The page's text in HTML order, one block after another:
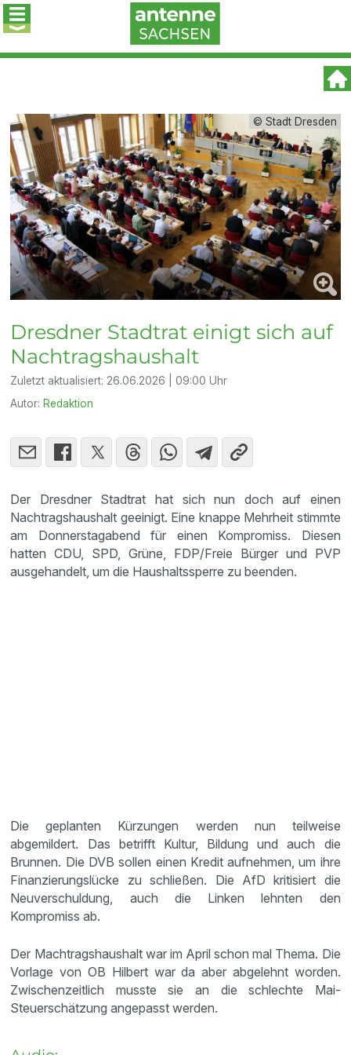
© Stadt Dresden
Dresdner Stadtrat einigt sich auf
Nachtragshaushalt
Zuletzt aktualisiert: 26.06.2026 | 09:00 Uhr
Autor: Redaktion
Der Dresdner Stadtrat hat sich nun doch auf einen
Nachtragshaushalt geeinigt. Eine knappe Mehrheit stimmte
am Donnerstagabend für einen Kompromiss. Diesen
hatten CDU, SPD, Grüne, FDP/Freie Bürger und PVP
ausgehandelt, um die Haushaltssperre zu beenden.
Die geplanten Kürzungen werden nun teilweise
abgemildert. Das betrifft Kultur, Bildung und auch die
Brunnen. Die DVB sollen einen Kredit aufnehmen, um ihre
Finanzierungslücke zu schließen. Die AfD kritisiert die
Neuverschuldung, auch die Linken lehnten den
Kompromiss ab.
Der Machtragshaushalt war im April schon mal Thema. Die
Vorlage von OB Hilbert war da aber abgelehnt worden.
Zwischenzeitlich musste sie an die schlechte Mai-
Steuerschätzung angepasst werden.